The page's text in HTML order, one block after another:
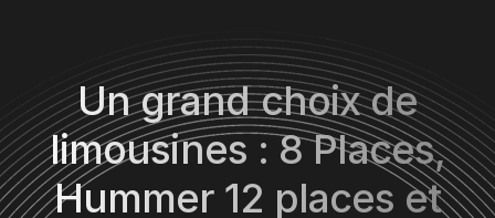
Un grand choix de
limousines : 8 Places,
Hummer 12 places et